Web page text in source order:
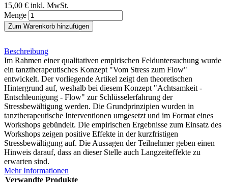
15,00 € inkl. MwSt.
Menge
Zum Warenkorb hinzufügen
Beschreibung
Im Rahmen einer qualitativen empirischen Felduntersuchung wurde
ein tanztherapeutisches Konzept "Vom Stress zum Flow"
entwickelt. Der vorliegende Artikel zeigt den theoretischen
Hintergrund auf, weshalb bei diesem Konzept "Achtsamkeit -
Entschleunigung - Flow" zur Schlüsselerfahrung der
Stressbewältigung werden. Die Grundprinzipien wurden in
tanztherapeutische Interventionen umgesetzt und im Format eines
Workshops gebündelt. Die empirischen Ergebnisse zum Einsatz des
Workshops zeigen positive Effekte in der kurzfristigen
Stressbewältigung auf. Die Aussagen der Teilnehmer geben einen
Hinweis darauf, dass an dieser Stelle auch Langzeiteffekte zu
erwarten sind.
Mehr Informationen
Verwandte Produkte